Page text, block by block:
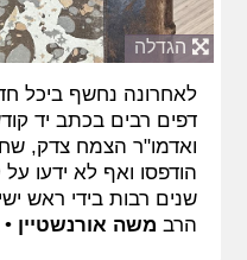
הגדלה
לאחרונה נחשף ביכל
דפים רבים בכתב יד
ואדמו"ר הצמח צדק,
הודפסו ואף לא ידעו
שנים רבות בידי ראש
הרב משה אורנשטיין •